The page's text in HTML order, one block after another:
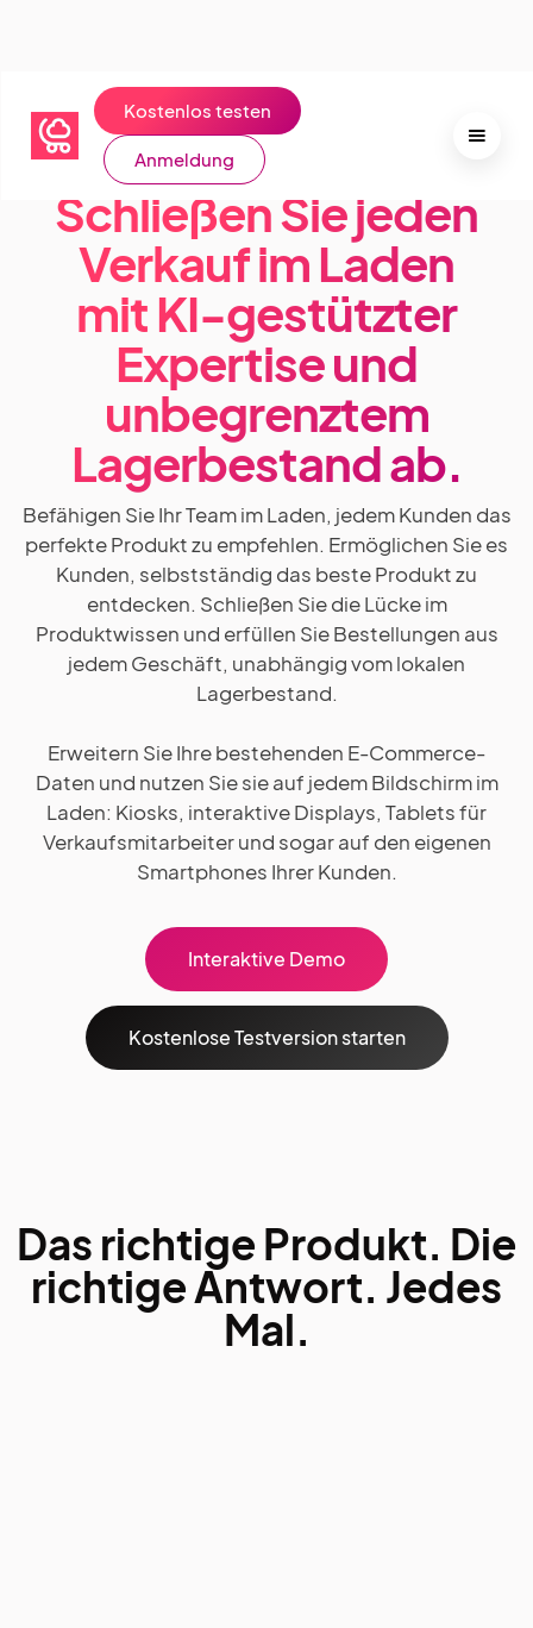
Kostenlos testen
Anmeldung
Schließen Sie jeden
Verkauf im Laden
mit KI-gestützter
Expertise und
unbegrenztem
Lagerbestand ab.
Befähigen Sie Ihr Team im Laden, jedem Kunden das
perfekte Produkt zu empfehlen. Ermöglichen Sie es
Kunden, selbstständig das beste Produkt zu
entdecken. Schließen Sie die Lücke im
Produktwissen und erfüllen Sie Bestellungen aus
jedem Geschäft, unabhängig vom lokalen
Lagerbestand.
Erweitern Sie Ihre bestehenden E-Commerce-
Daten und nutzen Sie sie auf jedem Bildschirm im
Laden: Kiosks, interaktive Displays, Tablets für
Verkaufsmitarbeiter und sogar auf den eigenen
Smartphones Ihrer Kunden.
Interaktive Demo
Kostenlose Testversion starten
Das richtige Produkt. Die
richtige Antwort. Jedes
Mal.